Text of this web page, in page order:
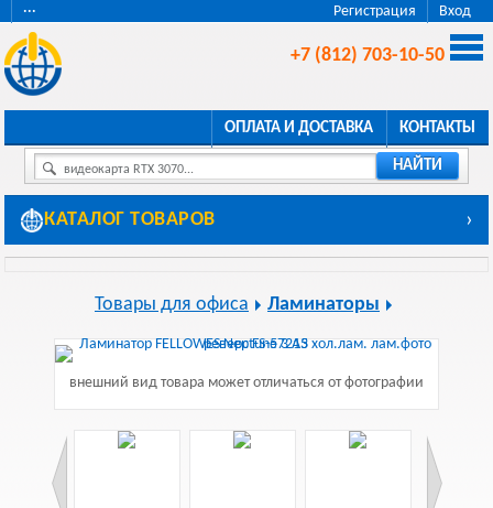
Регистрация Вход
···
+7 (812) 703-10-50
ОПЛАТА И ДОСТАВКА КОНТАКТЫ
видеокарта RTX 3070... НАЙТИ
КАТАЛОГ ТОВАРОВ ›
Товары для офиса Ламинаторы
внешний вид товара может отличаться от фотографии